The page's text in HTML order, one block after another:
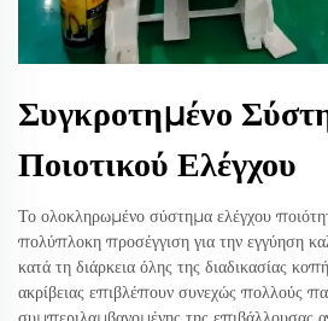
Συγκροτημένο
Ποιοτικού Ελέγχου
Το ολοκληρωμένο σύστημα ελέγχου
πολύπλοκη προσέγγιση για την εγγύηση
κατά τη διάρκεια όλης της διαδικασίας
ακρίβειας επιβλέπουν συνεχώς πολλούς